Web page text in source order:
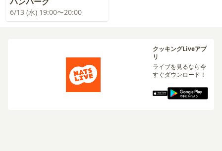
6/13 (水) 19:00〜20:00
クッキングLiveアプ
リ
ライブを見るなら今
すぐダウンロード！